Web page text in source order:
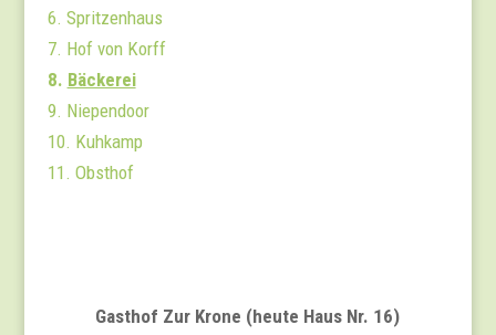
6. Spritzenhaus
7. Hof von Korff
8. Bäckerei
9. Niependoor
10. Kuhkamp
11. Obsthof
Gasthof Zur Krone (heute Haus Nr. 16)